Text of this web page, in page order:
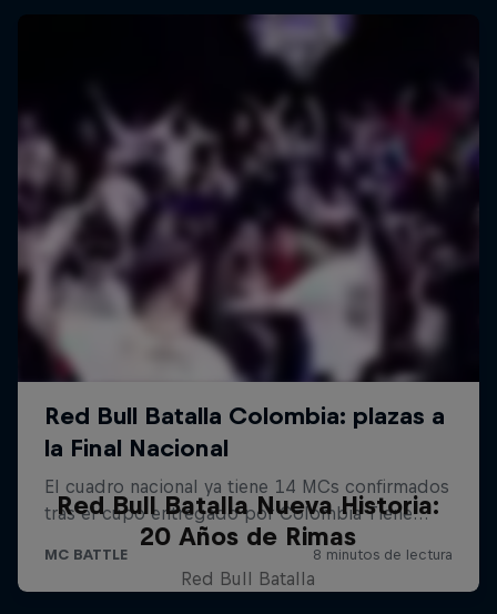
Red Bull Batalla Nueva Historia:
20 Años de Rimas
Red Bull Batalla